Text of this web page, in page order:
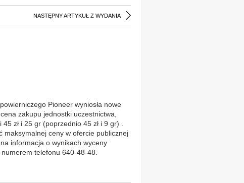
NASTĘPNY ARTYKUŁ Z WYDANIA
Pioneer wyniosła nowe
zakupu jednostki uczestnictwa,
zł i 25 gr (poprzednio 45 zł i 9 gr) .
maksymalnej ceny w ofercie publicznej
informacja o wynikach wyceny
telefonu 640-48-48.